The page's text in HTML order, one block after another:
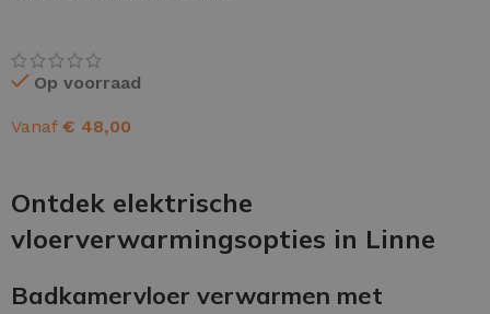
Op voorraad
Vanaf € 48,00
Ontdek elektrische
vloerverwarmingsopties in Linne
Badkamervloer verwarmen met